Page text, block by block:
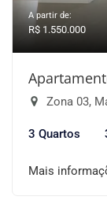
A partir de:
R$ 1.550.000
Zona 03,
3 Quartos
Mais